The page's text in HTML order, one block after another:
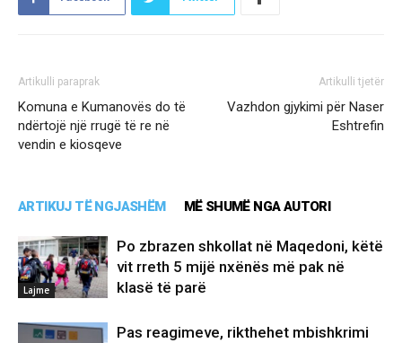
Artikulli paraprak
Komuna e Kumanovës do të
ndërtojë një rrugë të re në
vendin e kiosqeve
Artikulli tjetër
Vazhdon gjykimi për Naser
Eshtrefin
ARTIKUJ TË NGJASHËM MË SHUMË NGA AUTORI
Lajme
Po zbrazen shkollat në Maqedoni, këtë
vit rreth 5 mijë nxënës më pak në
klasë të parë
Pas reagimeve, rikthehet mbishkrimi